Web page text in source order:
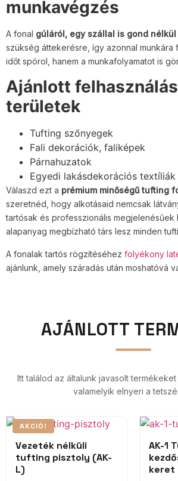
munkavégzés
A fonal gúláról, egy szállal is gond
szükség áttekerésre, így azonnal munkára
időt spórol, hanem a munkafolyamatot is
Ajánlott
területek
Tufting szőnyegek
Fali dekorációk, faliképek
Párnahuzatok
Egyedi lakásdekorációs textíliák
Válaszd ezt a prémium minőségű tufting
szeretnéd, hogy alkotásaid nemcsak
tartósak és professzionális megjelenésűek
alapanyag megbízható társ lesz minden
A fonalak tartós rögzítéséhez folyékony
ajánlunk, amely száradás után moshatóvá
AJÁNLOTT
Itt találod az általunk javasolt
valamelyik elnyeri a
AKCIÓ!
Vezeték nélküli
tufting pisztoly (AK-
L)
AK-1
keret